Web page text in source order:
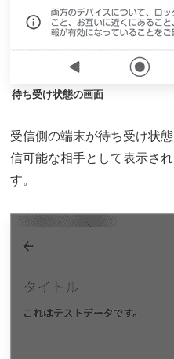
待ち受け状態の画面
受信側の端末が待ち受け状
信可能な相手として表示さ
す。